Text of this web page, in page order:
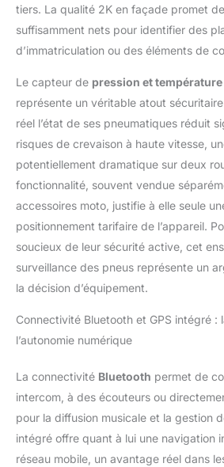
installer,
avec la
motos.
parfaite
urbains
les
tiers. La qualité 2K en façade promet
suffisamment nets pour identifier des
d’immatriculation ou des éléments de
Le capteur de pression et
représente un véritable atout
réel l’état de ses pneumatiques réduit
risques de crevaison à haute vitesse,
potentiellement dramatique sur deux
fonctionnalité, souvent vendue
accessoires moto, justifie à elle seule
positionnement tarifaire de l’appareil.
soucieux de leur sécurité active, cet
surveillance des pneus représente un
la décision d’équipement.
Connectivité Bluetooth et GPS intégré :
l’autonomie numérique
La connectivité Bluetooth permet de
intercom, à des écouteurs ou
pour la diffusion musicale et la gestion
intégré offre quant à lui une navigation
réseau mobile, un avantage réel dans